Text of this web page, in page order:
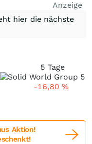
Anzeige
hier die nächste
5 Tage
-16,80 %
Aktion!